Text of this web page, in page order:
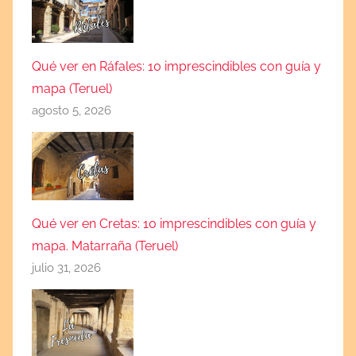
Qué ver en Ráfales: 10 imprescindibles con guía y
mapa (Teruel)
agosto 5, 2026
Qué ver en Cretas: 10 imprescindibles con guía y
mapa. Matarraña (Teruel)
julio 31, 2026